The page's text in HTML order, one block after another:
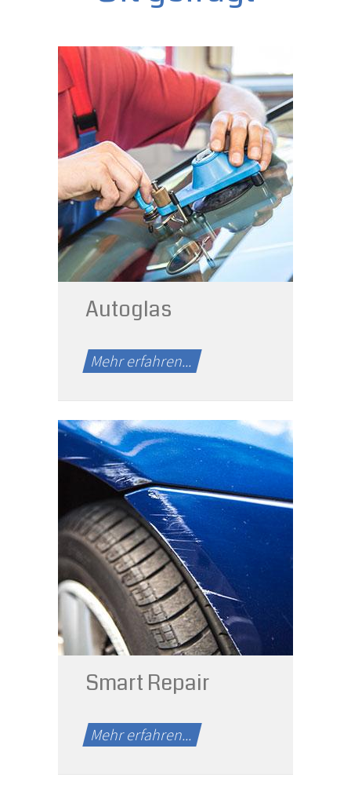
Autoverglasung &
Scheibenreparatur
Autoglas
Mehr erfahren...
Schnelle Lösung für
kleine Schäden
Smart Repair
Mehr erfahren...